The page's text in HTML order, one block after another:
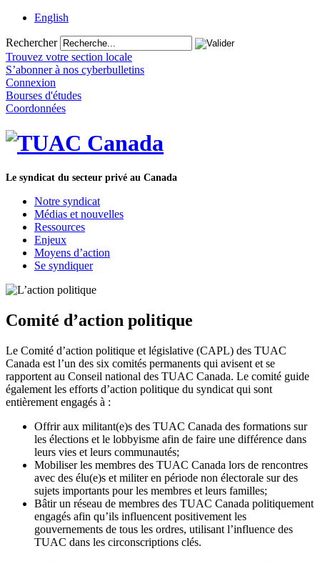
English
Rechercher
Trouvez votre section locale
S’abonner à nos cyberbulletins
Connexion
Bourses d'études
Coordonnées
Le syndicat du secteur privé au Canada
Notre syndicat
Médias et nouvelles
Ressources
Enjeux
Moyens d’action
Se syndiquer
Comité d’action politique
Le Comité d’action politique et législative (CAPL) des TUAC
Canada est l’un des six comités permanents qui avisent et se
rapportent au Conseil national des TUAC Canada. Le comité guide
également les efforts d’action politique du syndicat qui sont
entièrement engagés à :
Offrir aux militant(e)s des TUAC Canada des formations sur
les élections et le lobbyisme afin de faire une différence dans
leurs vies et leurs communautés;
Mobiliser les membres des TUAC Canada lors de rencontres
avec des élu(e)s et militer en période non électorale sur des
sujets importants pour les membres et leurs familles;
Bâtir un réseau de membres des TUAC Canada politiquement
engagés afin qu’ils influencent positivement les
gouvernements de tous les ordres, utilisant l’influence des
TUAC dans les circonscriptions clés.